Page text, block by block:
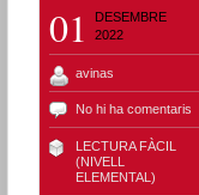
01
DESEMBRE
2022
avinas
No hi ha comentaris
LECTURA FÀCIL
(NIVELL
ELEMENTAL)